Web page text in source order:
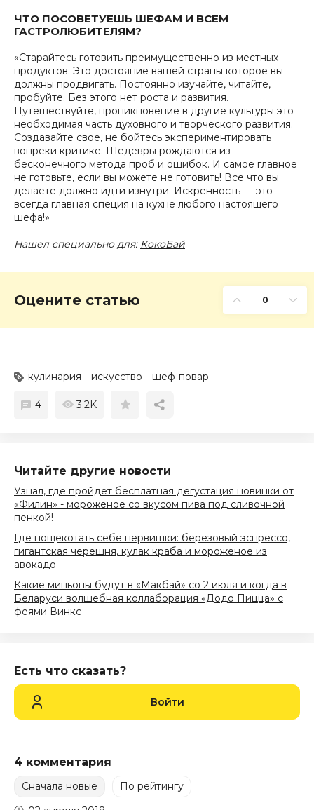
ЧТО ПОСОВЕТУЕШЬ ШЕФАМ И ВСЕМ
ГАСТРОЛЮБИТЕЛЯМ?
«Старайтесь готовить преимущественно из местных
продуктов. Это достояние вашей страны которое вы
должны продвигать. Постоянно изучайте, читайте,
пробуйте. Без этого нет роста и развития.
Путешествуйте, проникновение в другие культуры это
необходимая часть духовного и творческого развития.
Создавайте свое, не бойтесь экспериментировать
вопреки критике. Шедевры рождаются из
бесконечного метода проб и ошибок. И самое главное
не готовьте, если вы можете не готовить! Все что вы
делаете должно идти изнутри. Искренность — это
всегда главная специя на кухне любого настоящего
шефа!»
Нашел специально для: КокоБай
Оцените статью 0
кулинария искусство шеф-повар
4 3.2K
Читайте другие новости
Узнал, где пройдёт бесплатная дегустация новинки от
«Филин» - мороженое со вкусом пива под сливочной
пенкой!
Где пощекотать себе нервишки: берёзовый эспрессо,
гигантская черешня, кулак краба и мороженое из
авокадо
Какие миньоны будут в «Макбай» со 2 июля и когда в
Беларуси волшебная коллаборация «Додо Пицца» с
феями Винкс
Есть что сказать?
Войти
4 комментария
Сначала новые
По рейтингу